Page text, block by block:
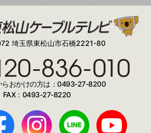
埼玉県東松山市石橋2221-80
らおかけの方は：0493-27-8200
FAX：0493-27-8220